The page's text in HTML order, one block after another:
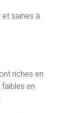
saines à
riches en
en